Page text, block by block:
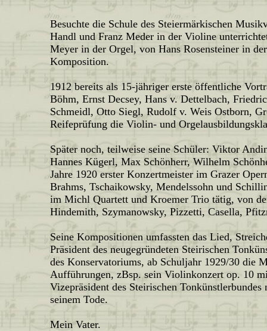
Besuchte die Schule des Steiermärkischen
Handl und Franz Meder in der Violine
Meyer in der Orgel, von Hans Rosensteiner in
Komposition.
1912 bereits als 15-jähriger erste öffentliche
Böhm, Ernst Decsey, Hans v. Dettelbach,
Schmeidl, Otto Siegl, Rudolf v. Weis Ostborn,
Reifeprüfung die Violin- und
Später noch, teilweise seine Schüler: Viktor
Hannes Kügerl, Max Schönherr, Wilhelm
Jahre 1920 erster Konzertmeister im Grazer
Brahms, Tschaikowsky, Mendelssohn und
im Michl Quartett und Kroemer Trio tätig, von
Hindemith, Szymanowsky, Pizzetti, Casella,
Seine Kompositionen umfassten das Lied,
Präsident des neugegründeten Steirischen
des Konservatoriums, ab Schuljahr 1929/30 die
Aufführungen, zBsp. sein Violinkonzert op. 10
Vizepräsident des Steirischen
seinem Tode.
Mein Vater.